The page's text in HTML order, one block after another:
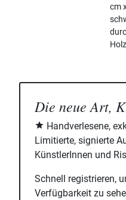
cm
Die neue Art,
Handverlesene,
Limitierte, signierte
KünstlerInnen und
Schnell registrieren,
Verfügbarkeit zu